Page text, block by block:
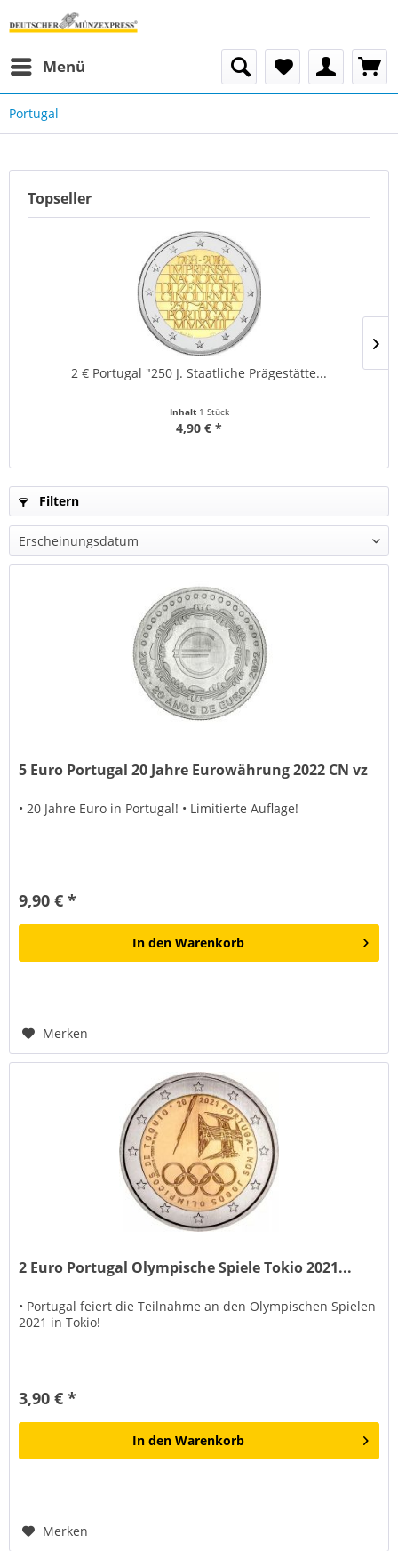
Menü
Portugal
Topseller
2 € Portugal "250 J. Staatliche Prägestätte...
Inhalt 1 Stück
4,90 € *
Filtern
5 Euro Portugal 20 Jahre Eurowährung 2022 CN vz
• 20 Jahre Euro in Portugal! • Limitierte Auflage!
9,90 € *
In den Warenkorb
Merken
2 Euro Portugal Olympische Spiele Tokio 2021...
• Portugal feiert die Teilnahme an den Olympischen Spielen
2021 in Tokio!
3,90 € *
In den Warenkorb
Merken